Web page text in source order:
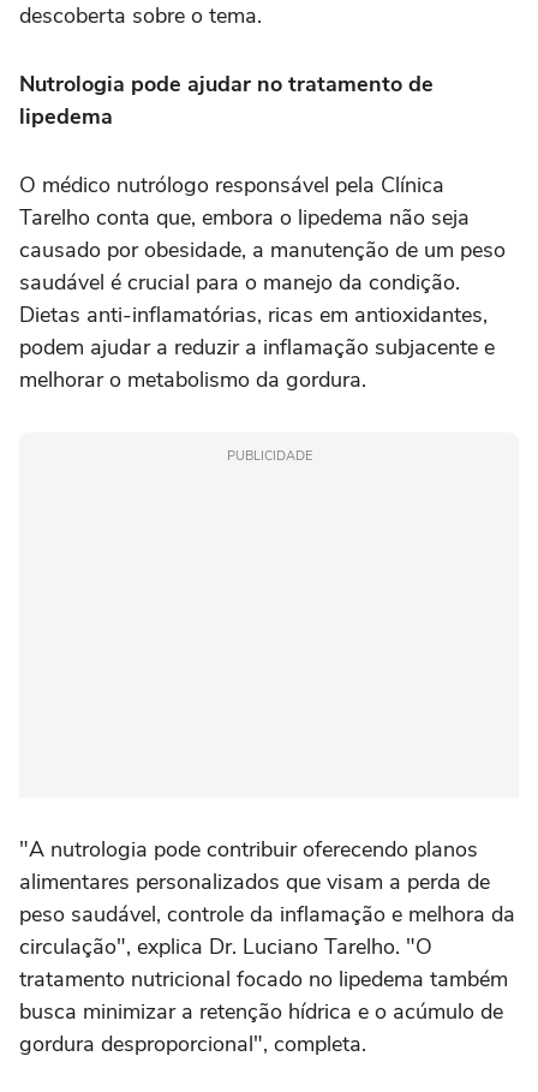
descoberta sobre o tema.
Nutrologia pode ajudar no tratamento de
lipedema
O médico nutrólogo responsável pela Clínica
Tarelho conta que, embora o lipedema não seja
causado por obesidade, a manutenção de um peso
saudável é crucial para o manejo da condição.
Dietas anti-inflamatórias, ricas em antioxidantes,
podem ajudar a reduzir a inflamação subjacente e
melhorar o metabolismo da gordura.
PUBLICIDADE
"A nutrologia pode contribuir oferecendo planos
alimentares personalizados que visam a perda de
peso saudável, controle da inflamação e melhora da
circulação", explica Dr. Luciano Tarelho. "O
tratamento nutricional focado no lipedema também
busca minimizar a retenção hídrica e o acúmulo de
gordura desproporcional", completa.